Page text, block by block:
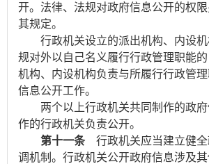
开。法律、法规对政府信息公开的权
其规定。
行政机关设立的派出机构、内设机
规对外以自己名义履行行政管理职能
机构、内设机构负责与所履行行政管
信息公开工作。
两个以上行政机关共同制作的政府
作的行政机关负责公开。
第十一条行政机关应当建立健全
调机制。行政机关公开政府信息涉及